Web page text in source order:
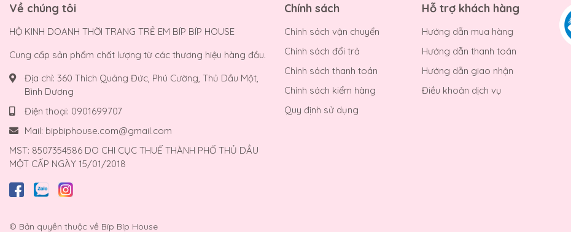
Về chúng tôi
HỘ KINH DOANH THỜI TRANG TRẺ EM BÍP BÍP HOUSE
Cung cấp sản phẩm chất lượng từ các thương hiệu hàng đầu.
Địa chỉ: 360 Thích Quảng Đức, Phú Cường, Thủ Dầu Một,
Bình Dương
Điện thoại: 0901699707
Mail: bipbiphouse.com@gmail.com
MST: 8507354586 DO CHI CỤC THUẾ THÀNH PHỐ THỦ DẦU
MỘT CẤP NGÀY 15/01/2018
Chính sách
Chính sách vận chuyển
Chính sách đổi trả
Chính sách thanh toán
Chính sách kiểm hàng
Quy định sử dụng
Hỗ trợ khách hàng
Hướng dẫn mua hàng
Hướng dẫn thanh toán
Hướng dẫn giao nhận
Điều khoản dịch vụ
© Bản quyền thuộc về Bíp Bíp House